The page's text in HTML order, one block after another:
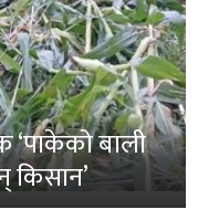
बाली
किसान’